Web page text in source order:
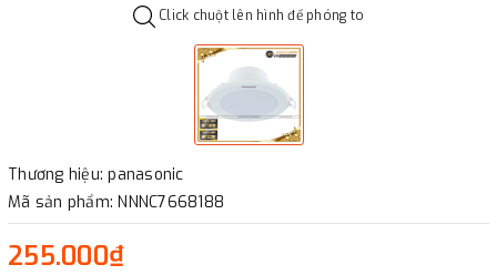
Click chuột lên hình để phóng to
Thương hiệu: panasonic
Mã sản phẩm: NNNC7668188
255.000₫